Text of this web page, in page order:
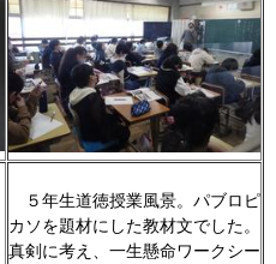
５年生道徳授業風景。パブロピ
カソを題材にした教材文でした。
真剣に考え、一生懸命ワークシー